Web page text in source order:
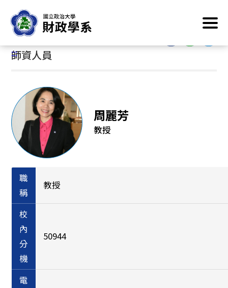
到
要
內
首頁
:::
:::
師資人員
周麗芳
教授
職
稱
教授
校
內
分
機
50944
電